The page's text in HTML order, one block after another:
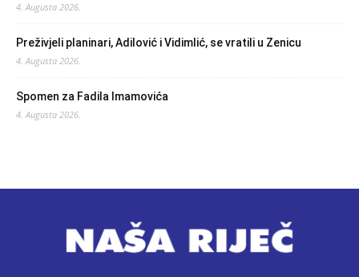
4. Augusta 2026.
Preživjeli planinari, Adilović i Vidimlić, se vratili u Zenicu
4. Augusta 2026.
Spomen za Fadila Imamovića
4. Augusta 2026.